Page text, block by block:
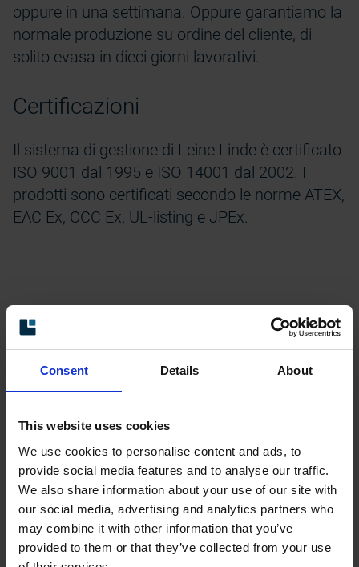
Consent Details About
This website uses cookies
We use cookies to personalise content and ads, to
provide social media features and to analyse our traffic.
We also share information about your use of our site with
our social media, advertising and analytics partners who
may combine it with other information that you’ve
provided to them or that they’ve collected from your use
oppure in una settimana. Oppure garantiamo la
normale produzione su ordine del cliente, di
solito evasa in dieci giorni lavorativi.
Certificazioni
Il sistema di gestione di Leine Linde è certificato
ISO 9001 dal 1995 e ISO 14001 dal 2002. I
prodotti sono certificati secondo le norme ATEX,
EAC Ex, CCC Ex, UL-listing e JPEx.
Leine Linde in breve
Fondate:
AB è stata fondata nel
1967 da Per-Olof Leine
e Henrik Linde, a Stocc
olma, in Svezia.
Sede legale:
s, Svezia
Proprietà: